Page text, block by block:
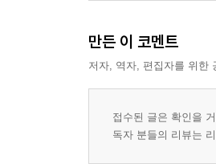
2장 글 안의 사람, 글 밖
여성들의 혁명은 일상
- 여성 독립운동가의 육
학문이(도) 패션 상품일
만든 이 코멘트
저자, 역자, 편집자를 위한
접수된 글은 확인을
독자 분들의 리뷰는